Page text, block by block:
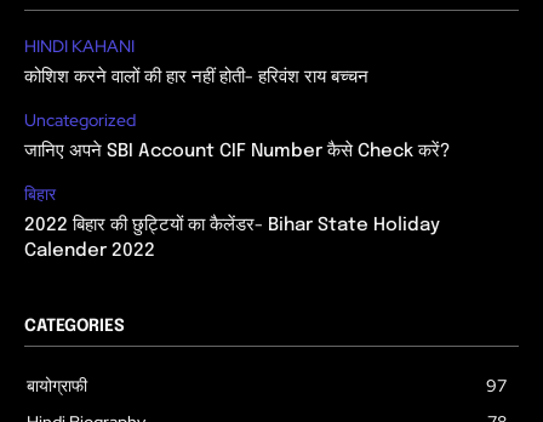
HINDI KAHANI
कोशिश करने वालों की हार नहीं होती- हरिवंश राय बच्चन
Uncategorized
जानिए अपने SBI Account CIF Number कैसे Check करें?
बिहार
2022 बिहार की छुट्टियों का कैलेंडर- Bihar State Holiday
Calender 2022
CATEGORIES
बायोग्राफी
97